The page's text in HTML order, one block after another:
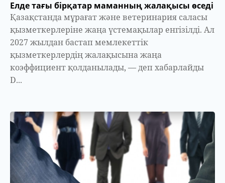
Елде тағы бірқатар маманның жалақысы өседі
Қазақстанда мұрағат және ветеринария саласы
қызметкерлеріне жаңа үстемақылар енгізілді. Ал
2027 жылдан бастап мемлекеттік
қызметкерлердің жалақысына жаңа
коэффициент қолданылады, — деп хабарлайды
D...